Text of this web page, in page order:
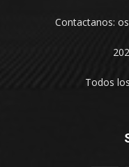
Contactanos:
Todos